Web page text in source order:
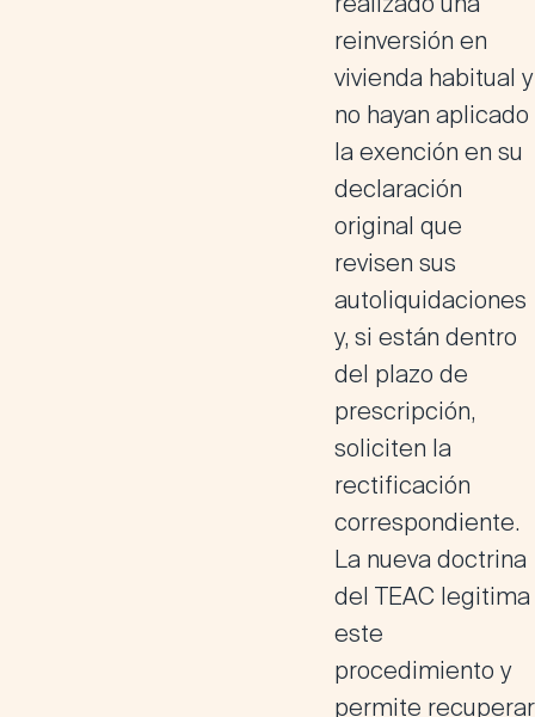
reinversión en
vivienda habitual y
no hayan aplicado
la exención en su
declaración
original que
revisen sus
autoliquidaciones
y, si están dentro
del plazo de
prescripción,
soliciten la
rectificación
correspondiente.
La nueva doctrina
del TEAC legitima
este
procedimiento y
permite recuperar